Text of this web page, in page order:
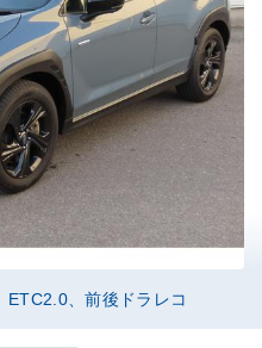
、前後ドラレコ